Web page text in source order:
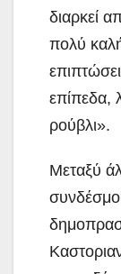
διαρκεί
πολύ
επίπεδα,
ρούβλι».
Μεταξύ